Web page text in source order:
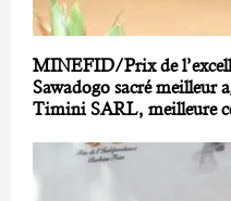
MINEFID/Prix de
Sawadogo sacré meilleur
Timini SARL, meilleure